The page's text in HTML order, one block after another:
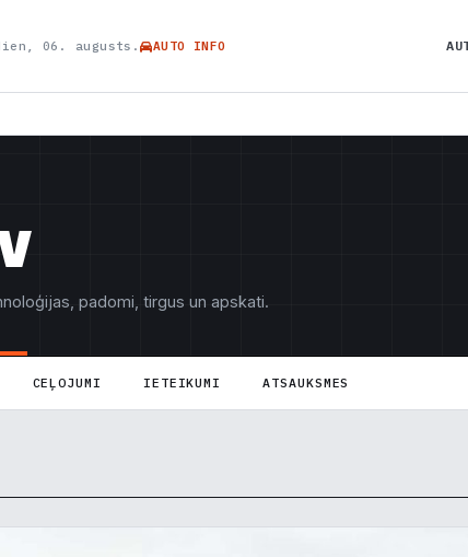
06. augusts. AUTO INFO
padomi, tirgus un apskati.
CEĻOJUMI IETEIKUMI ATSAUKSMES